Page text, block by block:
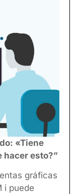
«Tiene
hacer esto?”
gráficas
i puede